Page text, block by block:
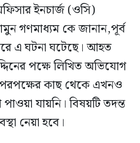
ইনচার্জ (ওসি)
গণমাধ্যম কে জানান,পূর্ব
এ ঘটনা ঘটেছে। আহত
পক্ষে লিখিত অভিযোগ
কাছ থেকে এখনও
যায়নি। বিষয়টি তদন্ত
নেয়া হবে।